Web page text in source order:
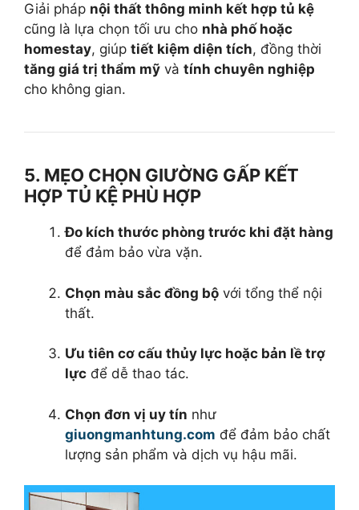
Giải pháp nội thất thông minh kết hợp tủ kệ
cũng là lựa chọn tối ưu cho nhà phố hoặc
homestay, giúp tiết kiệm diện tích, đồng thời
tăng giá trị thẩm mỹ và tính chuyên nghiệp
cho không gian.
5. MẸO CHỌN GIƯỜNG GẤP KẾT
HỢP TỦ KỆ PHÙ HỢP
Đo kích thước phòng trước khi đặt hàng
để đảm bảo vừa vặn.
Chọn màu sắc đồng bộ với tổng thể nội
thất.
Ưu tiên cơ cấu thủy lực hoặc bản lề trợ
lực để dễ thao tác.
Chọn đơn vị uy tín như
giuongmanhtung.com để đảm bảo chất
lượng sản phẩm và dịch vụ hậu mãi.